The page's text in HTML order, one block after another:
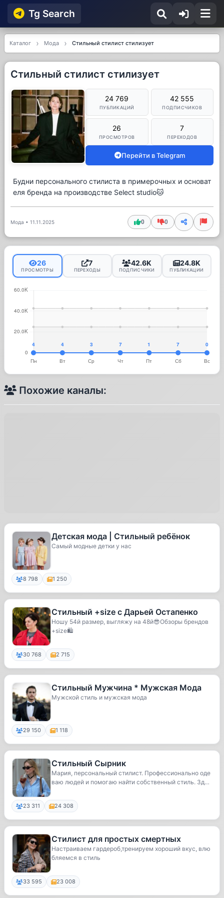
Tg Searсh
Каталог Мода Стильный стилист стилизует
Стильный стилист стилизует
24 769
ПУБЛИКАЦИЙ
42 555
ПОДПИСЧИКОВ
26
ПРОСМОТРОВ
7
ПЕРЕХОДОВ
Перейти в Telegram
Будни персонального стилиста в примерочных и основат
еля бренда на производстве Select studio🐱
Мода • 11.11.2025 0 0
26
ПРОСМОТРЫ
7
ПЕРЕХОДЫ
42.6K
ПОДПИСЧИКИ
24.8K
ПУБЛИКАЦИИ
Похожие каналы:
Детская мода | Стильный ребёнок
Самый модные детки у нас
8 798 1 250
Стильный +size с Дарьей Остапенко
Ношу 54й размер, выгляжу на 48й😎Обзоры брендов
+size🛍️
30 768 2 715
Стильный Мужчина * Мужская Мода
Мужской стиль и мужская мода
29 150 1 118
Стильный Сырник
Мария, персональный стилист. Профессионально оде
ваю людей и помогаю найти собственный стиль. Зде
23 311 24 308
Стилист для простых смертных
Настраиваем гардероб,тренируем хороший вкус, влю
бляемся в стиль
33 595 23 008